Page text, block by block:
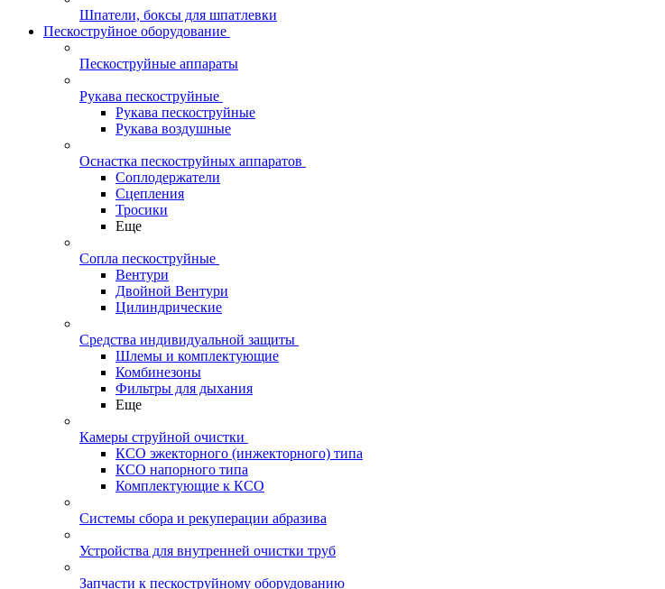
Шпатели, боксы для шпатлевки
Пескоструйное оборудование
Пескоструйные аппараты
Рукава пескоструйные
Рукава пескоструйные
Рукава воздушные
Оснастка пескоструйных аппаратов
Соплодержатели
Сцепления
Тросики
Еще
Сопла пескоструйные
Вентури
Двойной Вентури
Цилиндрические
Средства индивидуальной защиты
Шлемы и комплектующие
Комбинезоны
Фильтры для дыхания
Еще
Камеры струйной очистки
КСО эжекторного (инжекторного) типа
КСО напорного типа
Комплектующие к КСО
Системы сбора и рекуперации абразива
Устройства для внутренней очистки труб
Запчасти к пескоструйному оборудованию